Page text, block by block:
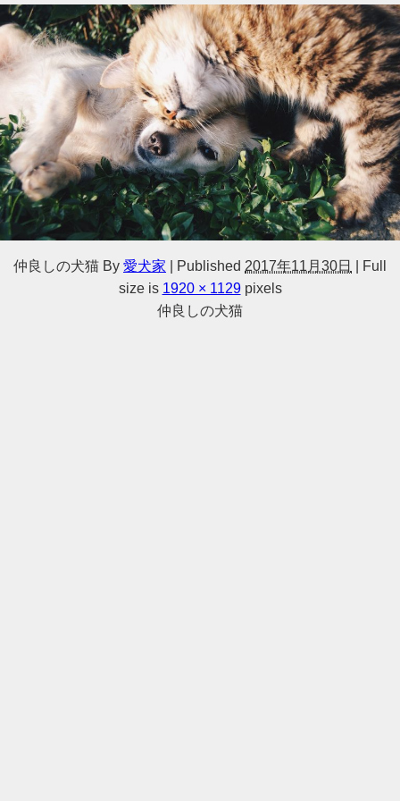
仲良しの犬猫 By 愛犬家 Published 2017年11月30日
Full
size is 1920 × 1129pixels
仲良しの犬猫